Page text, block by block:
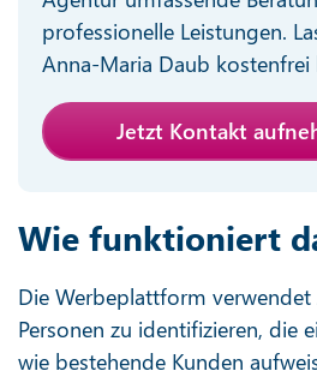
professionelle Leistungen.
Anna-Maria Daub kostenfrei
Jetzt Kontakt
Wie funktioniert
Die Werbeplattform
Personen zu identifizieren, die
wie bestehende Kunden